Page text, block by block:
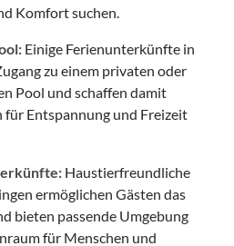
Komfort suchen.
Einige Ferienunterkünfte in
zu einem privaten oder
Pool und schaffen damit
Entspannung und Freizeit
Haustierfreundliche
ermöglichen Gästen das
bieten passende Umgebung
für Menschen und